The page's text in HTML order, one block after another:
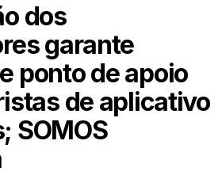
dos
garante
ponto de apoio
de aplicativo
SOMOS